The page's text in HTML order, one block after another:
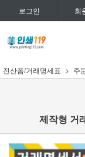
로그인 회
전산폼/거래명세표 주
제작형 거